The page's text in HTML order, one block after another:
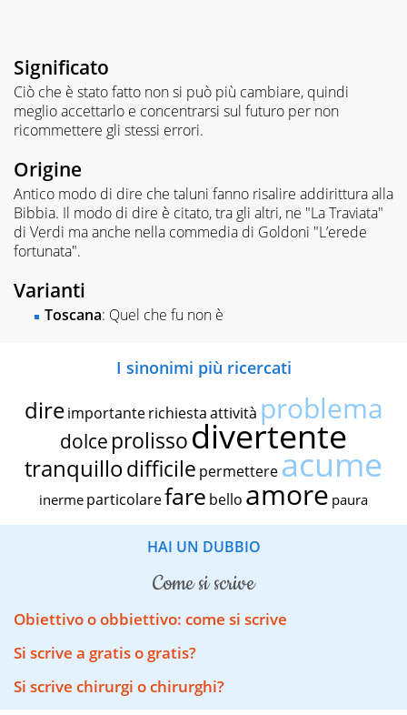
Significato
Ciò che è stato fatto non si può più cambiare, quindi
meglio accettarlo e concentrarsi sul futuro per non
ricommettere gli stessi errori.
Origine
Antico modo di dire che taluni fanno risalire addirittura alla
Bibbia. Il modo di dire è citato, tra gli altri, ne "La Traviata"
di Verdi ma anche nella commedia di Goldoni "L’erede
fortunata".
Varianti
Toscana: Quel che fu non è
I sinonimi più ricercati
dire importante richiestaattività problema
dolce prolissodivertente
tranquillodifficile permettereacume
inerme particolarefare bello amore paura
HAI UN DUBBIO
come si scrive
Obiettivo o obbiettivo: come si scrive
Si scrive a gratis o gratis?
Si scrive chirurgi o chirurghi?